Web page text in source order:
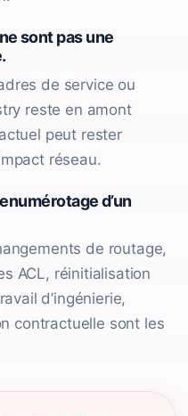
sont pas une
de service ou
reste en amont
peut rester
réseau.
d’un
de routage,
ACL, réinitialisation
d’ingénierie,
contractuelle sont les